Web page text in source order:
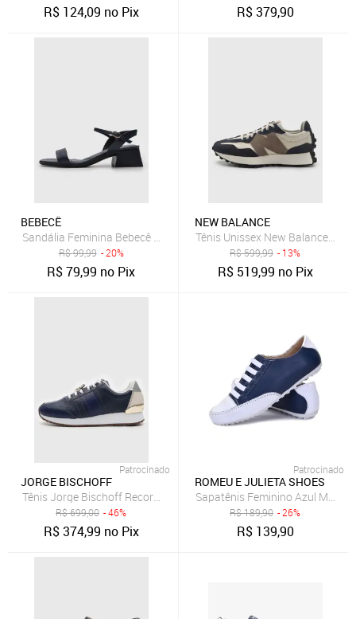
R$ 124,09 no Pix R$379,90
BEBECÊ
Sandália Feminina Bebecê Salto Bloco Azul-Marinho
R$99,99 - 20%
R$79,99 no Pix
NEW BALANCE
Tênis Unissex New Balance
R$599,99 - 13%
R$ 519,99 no Pix
Patrocinado
JORGE BISCHOFF
Tênis Jorge Bischoff Recorte Lezard Azul-Marinho
R$699,00 - 46%
R$374,99 no Pix
Patrocinado
ROMEU E JULIETA SHOES
Sapatênis Feminino Azul
R$189,90 - 26%
R$ 139,90